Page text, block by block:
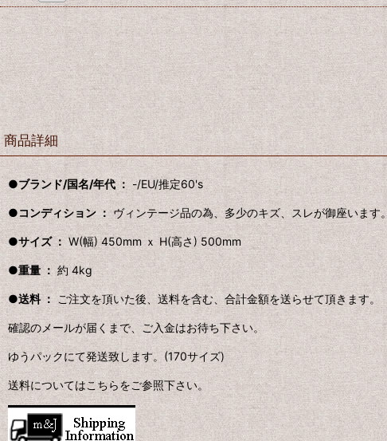
商品詳細
●ブランド/国名/年代 ： -/EU/推定60's
●コンディション ： ヴィンテージ品の為、多少のキズ、スレが御座います。
●サイズ ： W(幅) 450mm ｘ H(高さ) 500mm
●重量 ： 約 4kg
●送料 ： ご注文を頂いた後、送料を含む、合計金額を送らせて頂きます。
確認のメールが届くまで、ご入金はお待ち下さい。
ゆうパックにて発送致します。(170サイズ)
送料についてはこちらをご参照下さい。